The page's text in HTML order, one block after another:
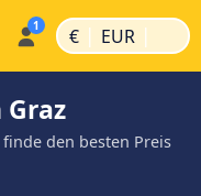
€ | EUR |
Graz
den besten Preis